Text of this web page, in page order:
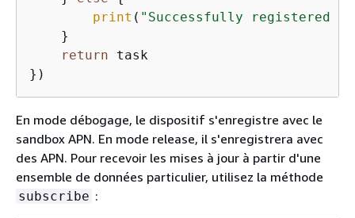
print ( "Successfully registered
    }
return task
En mode débogage, le dispositif s'enregistre avec le
sandbox APN. En mode release, il s'enregistrera avec
des APN. Pour recevoir les mises à jour à partir d'une
ensemble de données particulier, utilisez la méthode
subscribe :